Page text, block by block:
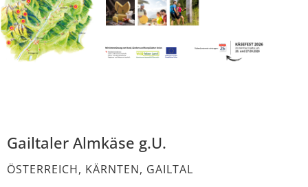
Gailtaler Almkäse g.U.
ÖSTERREICH, KÄRNTEN, GAILTAL